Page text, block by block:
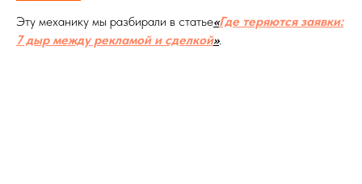
Эту механику мы разбирали в статье«Где теряются заявки:
7 дыр между рекламой и сделкой».